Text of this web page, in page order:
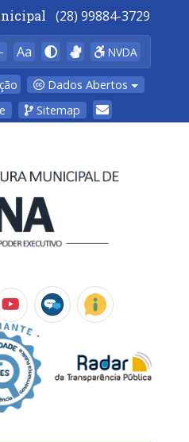
(28) 99884-3729
Aa NVDA
Dados Abertos
Sitemap